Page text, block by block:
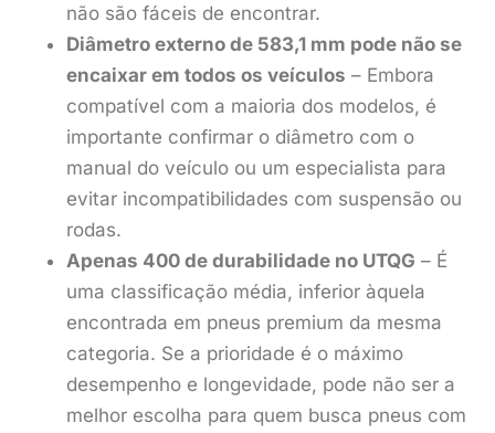
não são fáceis de encontrar.
Diâmetro externo de 583,1 mm pode não se
encaixar em todos os veículos – Embora
compatível com a maioria dos modelos, é
importante confirmar o diâmetro com o
manual do veículo ou um especialista para
evitar incompatibilidades com suspensão ou
rodas.
Apenas 400 de durabilidade no UTQG – É
uma classificação média, inferior àquela
encontrada em pneus premium da mesma
categoria. Se a prioridade é o máximo
desempenho e longevidade, pode não ser a
melhor escolha para quem busca pneus com